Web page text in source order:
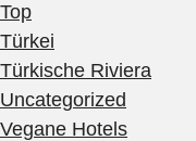
Top
Türkei
Türkische Riviera
Uncategorized
Vegane Hotels